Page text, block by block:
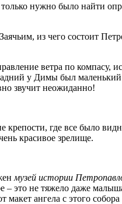
только нужно было найти
из чего состоит
ветра по компасу,
у Димы был
звучит неожиданно!
где все было
красивое зрелище.
музей истории
это не тяжело даже
ангела с этого